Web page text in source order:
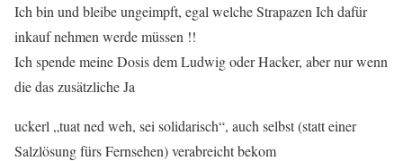
Ich bin und bleibe ungeimpft, egal welche Strapazen Ich dafür
inkauf nehmen werde müssen !!
Ich spende meine Dosis dem Ludwig oder Hacker, aber nur wenn
die das zusätzliche Ja
uckerl „tuat ned weh, sei solidarisch“, auch selbst (statt einer
Salzlösung fürs Fernsehen) verabreicht bekom